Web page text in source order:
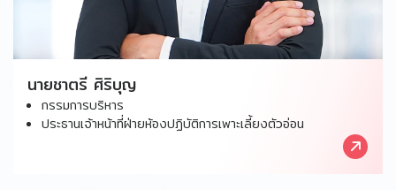
นายชาตรี ศิริบุญ
กรรมการบริหาร
ประธานเจ้าหน้าที่ฝ่ายห้องปฏิบัติการเพาะเลี้ยงตัวอ่อน